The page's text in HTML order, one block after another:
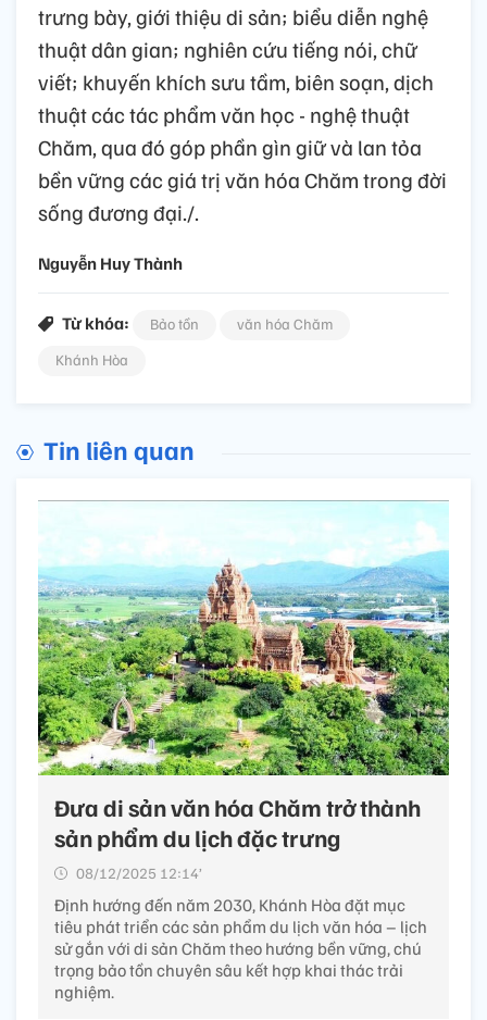
trưng bày, giới thiệu di sản; biểu diễn nghệ
thuật dân gian; nghiên cứu tiếng nói, chữ
viết; khuyến khích sưu tầm, biên soạn, dịch
thuật các tác phẩm văn học - nghệ thuật
Chăm, qua đó góp phần gìn giữ và lan tỏa
bền vững các giá trị văn hóa Chăm trong đời
sống đương đại./.
Nguyễn Huy Thành
Từ khóa: Bảo tồn
văn hóa Chăm
Khánh Hòa
Tin liên quan
Đưa di sản văn hóa Chăm trở thành
sản phẩm du lịch đặc trưng
08/12/2025 12:14’
Định hướng đến năm 2030, Khánh Hòa đặt mục
tiêu phát triển các sản phẩm du lịch văn hóa – lịch
sử gắn với di sản Chăm theo hướng bền vững, chú
trọng bảo tồn chuyên sâu kết hợp khai thác trải
nghiệm.